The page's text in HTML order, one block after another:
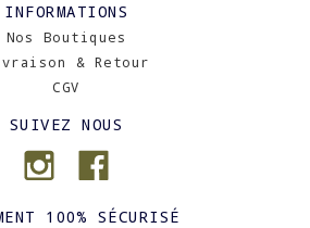
INFORMATIONS
Nos Boutiques
& Retour
CGV
SUIVEZ NOUS
100% SÉCURISÉ